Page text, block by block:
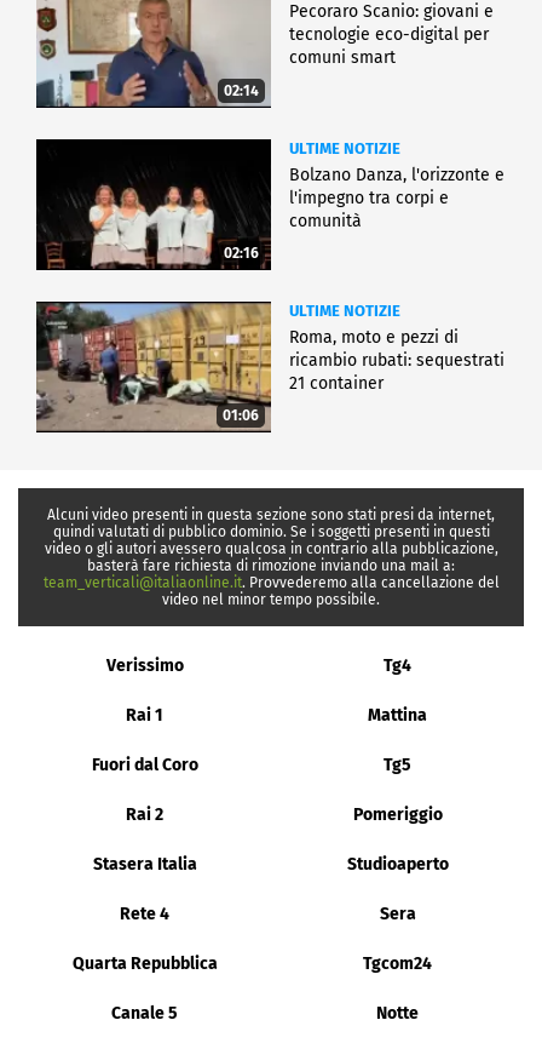
02:14
Pecoraro Scanio: giovani e
tecnologie eco-digital per
comuni smart
02:16
ULTIME NOTIZIE
Bolzano Danza, l'orizzonte e
l'impegno tra corpi e
comunità
01:06
ULTIME NOTIZIE
Roma, moto e pezzi di
ricambio rubati: sequestrati
21 container
Alcuni video presenti in questa sezione sono stati presi da internet,
quindi valutati di pubblico dominio. Se i soggetti presenti in questi
video o gli autori avessero qualcosa in contrario alla pubblicazione,
basterà fare richiesta di rimozione inviando una mail a:
team_verticali@italiaonline.it. Provvederemo alla cancellazione del
video nel minor tempo possibile.
Verissimo Tg4
Rai 1 Mattina
Fuori dal Coro Tg5
Rai 2 Pomeriggio
Stasera Italia Studioaperto
Rete 4 Sera
Quarta Repubblica Tgcom24
Canale 5 Notte